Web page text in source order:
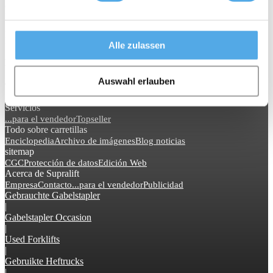
Alle zulassen
Auswahl erlauben
Besoin de louer un chariot?
Téléphonez au 01 48 62 42 88
Servicios
...para el vendedorTopseller
Todo sobre carretillas
EnciclopediaArchivo de imágenesBlog noticias
sitemap
CGCProtección de datosEdición Web
Acerca de Supralift
EmpresaContacto...para el vendedorPublicidad
Gebrauchte Gabelstapler
|
Gabelstapler Occasion
|
Used Forklifts
|
Gebruikte Heftrucks